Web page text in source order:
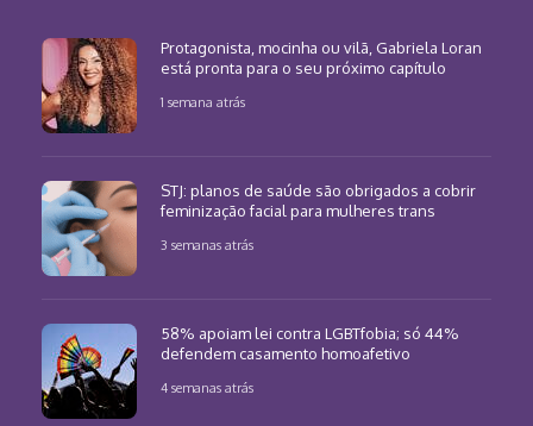
Protagonista, mocinha ou vilã, Gabriela Loran
está pronta para o seu próximo capítulo
1 semana atrás
STJ: planos de saúde são obrigados a cobrir
feminização facial para mulheres trans
3 semanas atrás
58% apoiam lei contra LGBTfobia; só 44%
defendem casamento homoafetivo
4 semanas atrás